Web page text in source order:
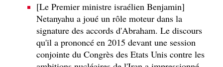
[Le Premier ministre israélien Benjamin]
Netanyahu a joué un rôle moteur dans la
signature des accords d'Abraham. Le discours
qu'il a prononcé en 2015 devant une session
conjointe du Congrès des Etats Unis contre les